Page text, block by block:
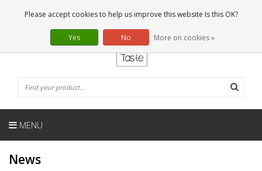
0 Articles
EN
MENU
News
Please accept cookies to help us improve this website Is this OK?
Yes No More on cookies »